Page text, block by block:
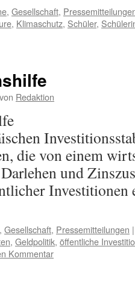
, Gesellschaft,
, Klimaschutz, Schüler,
von Redaktion
die von einem
und
Investitionen
, Gesellschaft, Pressemitteilungen |
, Geldpolitik, öffentliche
Kommentar